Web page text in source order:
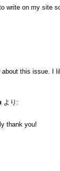
write on my site
this issue. I
より:
thank you!